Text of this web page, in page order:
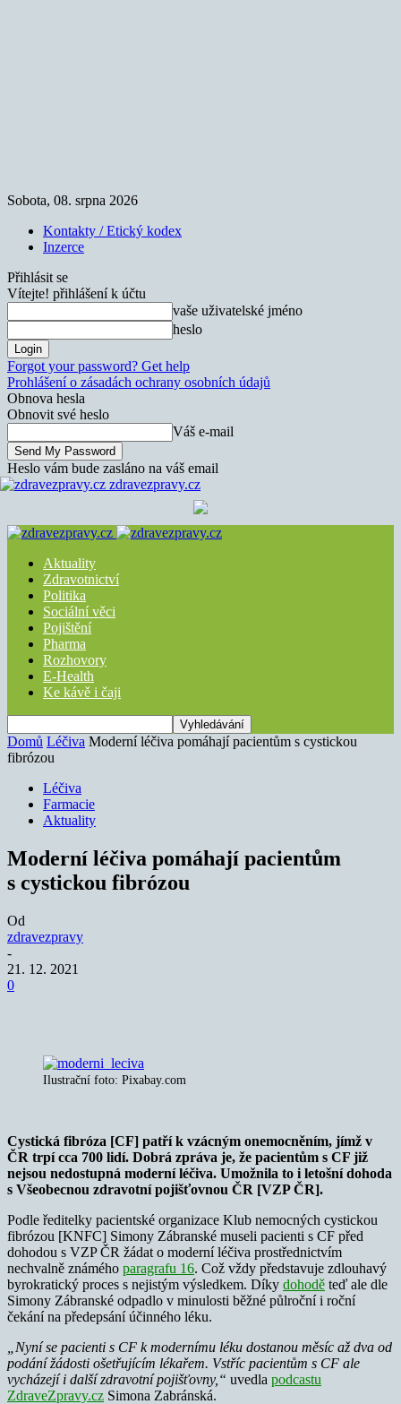
Sobota, 08. srpna 2026
Kontakty / Etický kodex
Inzerce
Přihlásit se
Vítejte! přihlášení k účtu
vaše uživatelské jméno
heslo
Forgot your password? Get help
Prohlášení o zásadách ochrany osobních údajů
Obnova hesla
Obnovit své heslo
Váš e-mail
Heslo vám bude zasláno na váš email
zdravezpravy.cz
Aktuality
Zdravotnictví
Politika
Sociální věci
Pojištění
Pharma
Rozhovory
E-Health
Ke kávě i čaji
Domů Léčiva Moderní léčiva pomáhají pacientům s cystickou
fibrózou
Léčiva
Farmacie
Aktuality
Moderní léčiva pomáhají pacientům
s cystickou fibrózou
Od
zdravezpravy
-
21. 12. 2021
0
Ilustrační foto: Pixabay.com
Cystická fibróza [CF] patří k vzácným onemocněním, jímž v
ČR trpí cca 700 lidí. Dobrá zpráva je, že pacientům s CF již
nejsou nedostupná moderní léčiva. Umožnila to i letošní dohoda
s Všeobecnou zdravotní pojišťovnou ČR [VZP ČR].
Podle ředitelky pacientské organizace Klub nemocných cystickou
fibrózou [KNFC] Simony Zábranské museli pacienti s CF před
dohodou s VZP ČR žádat o moderní léčiva prostřednictvím
nechvalně známého paragrafu 16. Což vždy představuje zdlouhavý
byrokratický proces s nejistým výsledkem. Díky dohodě teď ale dle
Simony Zábranské odpadlo v minulosti běžné půlroční i roční
čekání na předepsání účinného léku.
„Nyní se pacienti s CF k modernímu léku dostanou měsíc až dva od
podání žádosti ošetřujícím lékařem. Vstříc pacientům s CF ale
vycházejí i další zdravotní pojišťovny,“ uvedla podcastu
ZdraveZpravy.cz Simona Zabránská.